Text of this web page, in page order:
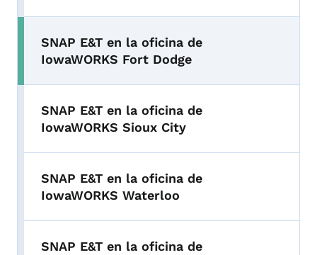
SNAP E&T en la oficina de
IowaWORKS Fort Dodge
SNAP E&T en la oficina de
IowaWORKS Sioux City
SNAP E&T en la oficina de
IowaWORKS Waterloo
SNAP E&T en la oficina de